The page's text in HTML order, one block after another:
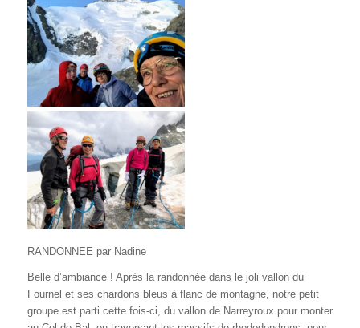
RANDONNEE par Nadine
Belle d’ambiance ! Après la randonnée dans le joli vallon du
Fournel et ses chardons bleus à flanc de montagne, notre petit
groupe est parti cette fois-ci, du vallon de Narreyroux pour monter